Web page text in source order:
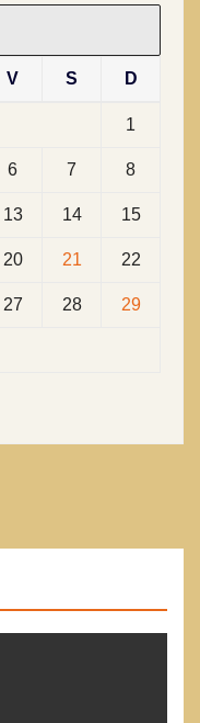
V S D
1
6 7 8
13 14 15
20 21 22
27 28 29